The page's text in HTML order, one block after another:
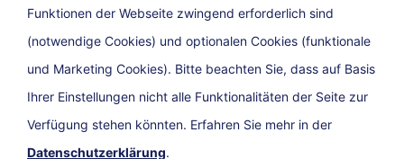
Funktionen der Webseite zwingend erforderlich sind
(notwendige Cookies) und optionalen Cookies (funktionale
und Marketing Cookies). Bitte beachten Sie, dass auf Basis
Ihrer Einstellungen nicht alle Funktionalitäten der Seite zur
Verfügung stehen könnten. Erfahren Sie mehr in der
Datenschutzerklärung.